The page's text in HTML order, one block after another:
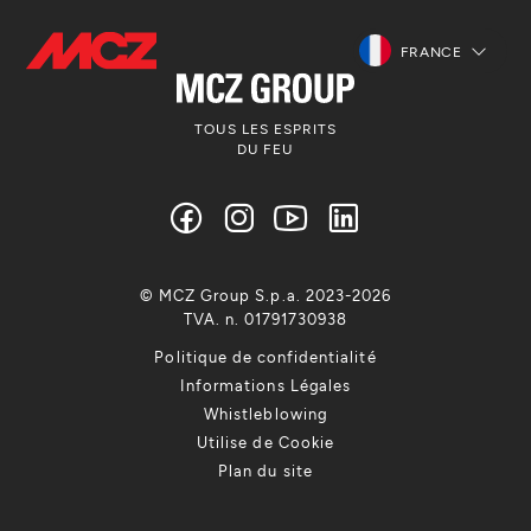
FRANCE
TOUS LES ESPRITS
DU FEU
Politique de confidentialité
Informations Légales
Whistleblowing
Utilise de Cookie
Plan du site
© MCZ Group S.p.a. 2023-2026
TVA. n. 01791730938